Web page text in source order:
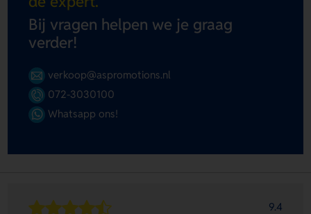
Bij vragen helpen we je graag
verder!
verkoop@aspromotions.nl
072-3030100
Whatsapp ons!
9.4